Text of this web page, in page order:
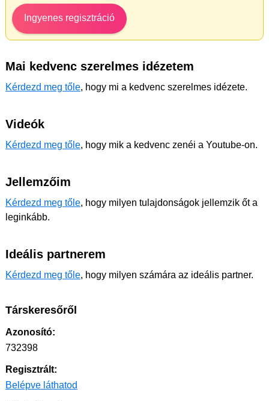
Ingyenes regisztráció
Mai kedvenc szerelmes idézetem
Kérdezd meg tőle, hogy mi a kedvenc szerelmes idézete.
Videók
Kérdezd meg tőle, hogy mik a kedvenc zenéi a Youtube-on.
Jellemzőim
Kérdezd meg tőle, hogy milyen tulajdonságok jellemzik őt a
leginkább.
Ideális partnerem
Kérdezd meg tőle, hogy milyen számára az ideális partner.
Társkeresőről
Azonosító:
732398
Regisztrált:
Belépve láthatod